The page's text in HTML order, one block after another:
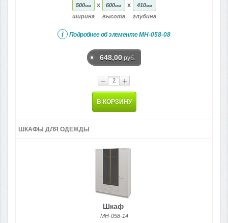
500мм
ширина
x 600мм
высота
x 410мм
глубина
i Подробнее об элементеМН-058-08
648,00 руб.
− +
В КОРЗИНУ
ШКАФЫ ДЛЯ ОДЕЖДЫ
Шкаф
МН-058-14